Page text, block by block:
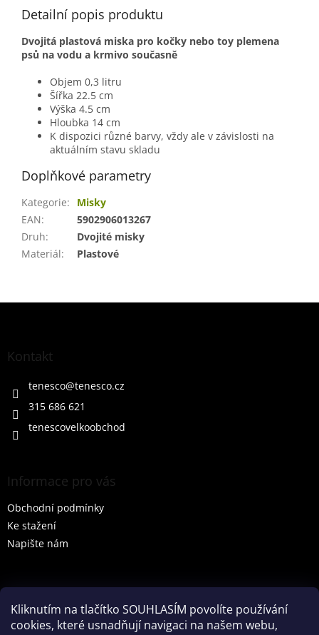
Kliknutím na tlačítko SOUHLASÍM povolíte používání
cookies, které usnadňují navigaci na našem webu,
Detailní popis produktu
Dvojitá plastová miska pro kočky nebo toy plemena
psů na vodu a krmivo současně
Objem 0,3 litru
Šířka 22.5 cm
Výška 4.5 cm
Hloubka 14 cm
K dispozici různé barvy, vždy ale v závislosti na
aktuálním stavu skladu
Doplňkové parametry
Kategorie:
Misky
EAN:
5902906013267
Druh:
Dvojité misky
Materiál: Plastové
Z
Kontakt
tenesco@tenesco.cz
315 686 621
tenescovelkoobchod
Informace pro vás
Obchodní podmínky
Ke stažení
Napište nám